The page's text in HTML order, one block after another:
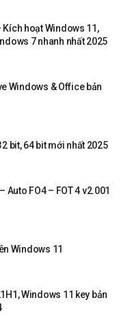
Kích hoạt Windows 11,
7 nhanh nhất 2025
Windows & Office bản
bit, 64 bit mới nhất 2025
Auto FO4 – FOT 4 v2.001
Windows 11
Windows 11 key bản